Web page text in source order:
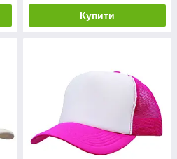
Купити